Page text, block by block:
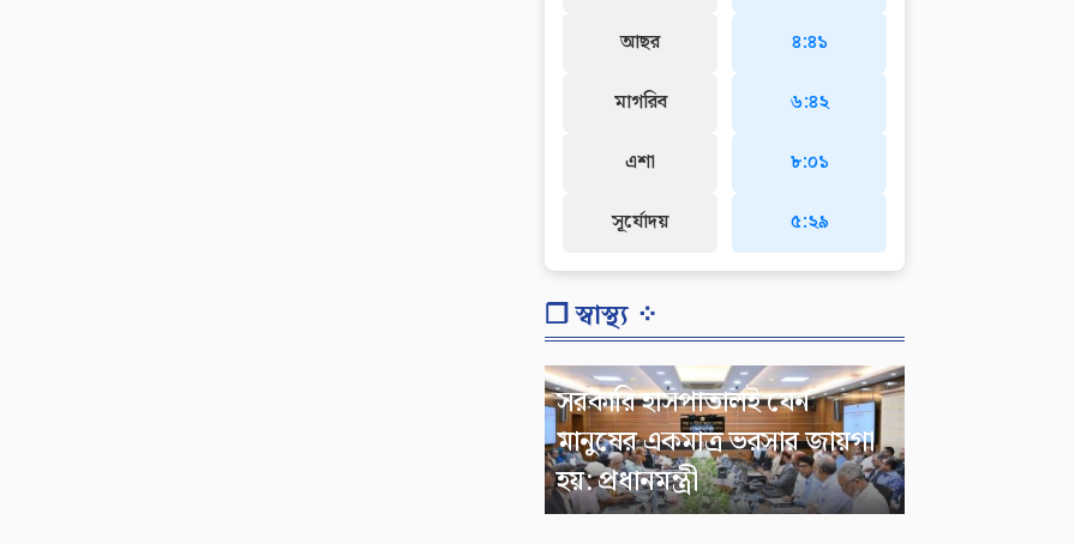
আছর
মাগরিব
এশা
সূর্যোদয়
৪:৪১
৬:৪২
৮:০১
৫:২৯
❐ স্বাস্থ্য ⁘
সরকারি হাসপাতালই যেন
মানুষের একমাত্র ভরসার জায়গা
হয়: প্রধানমন্ত্রী